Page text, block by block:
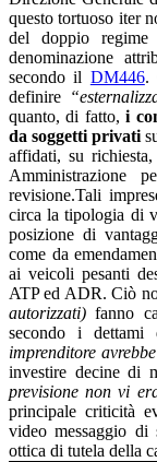
questo tortuoso iter
del doppio
denominazione
secondo il DM446.
definire
quanto, di fatto,i
da soggetti privati
affidati, su
Amministrazione
revisione.Tali
circa la tipologia di
posizione di
come da
ai veicoli pesanti
ATP ed ADR. Ciò
autorizzati) fanno
secondo i
imprenditore
investire decine di
previsione non vi
principale criticità
video messaggio
ottica di tutela della